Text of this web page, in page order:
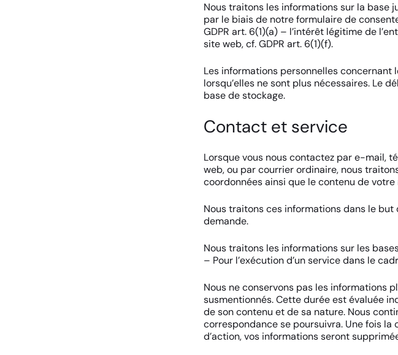
Nous traitons les informations sur la base
par le biais de notre formulaire de
GDPR art. 6(1)(a) – l’intérêt légitime de
site web, cf. GDPR art. 6(1)(f).
Les informations personnelles
lorsqu’elles ne sont plus nécessaires. Le
base de stockage.
Contact et service
Lorsque vous nous contactez par e-mail,
web, ou par courrier ordinaire, nous
coordonnées ainsi que le contenu de votre
Nous traitons ces informations dans le
demande.
Nous traitons les informations sur les
– Pour l’exécution d’un service dans le
Nous ne conservons pas les informations
susmentionnés. Cette durée est évaluée
de son contenu et de sa nature. Nous
correspondance se poursuivra. Une fois
d’action, vos informations seront